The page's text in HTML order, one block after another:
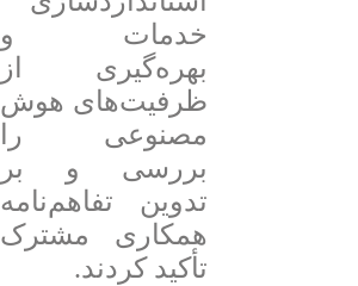
خدمات و
بهره‌گیری از
ظرفیت‌های هوش
مصنوعی را
بررسی و بر
تدوین تفاهم‌نامه
همکاری مشترک
تأکید کردند.